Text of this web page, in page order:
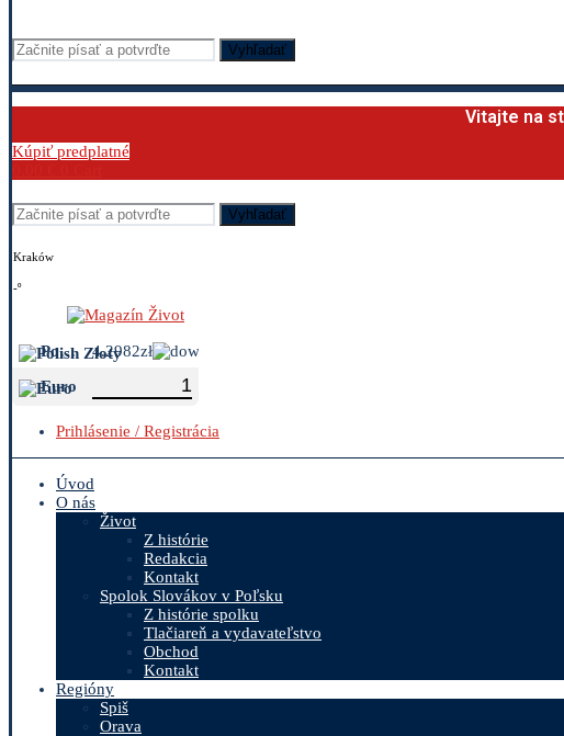
Vyhľadať
Vitajte na
Kúpiť predplatné
Vyhľadať
Kraków
-º
Polish Zloty
4.2982zł
Euro
Prihlásenie / Registrácia
Úvod
O nás
Život
Z histórie
Redakcia
Kontakt
Spolok Slovákov v Poľsku
Z histórie spolku
Tlačiareň a vydavateľstvo
Obchod
Kontakt
Regióny
Spiš
Orava